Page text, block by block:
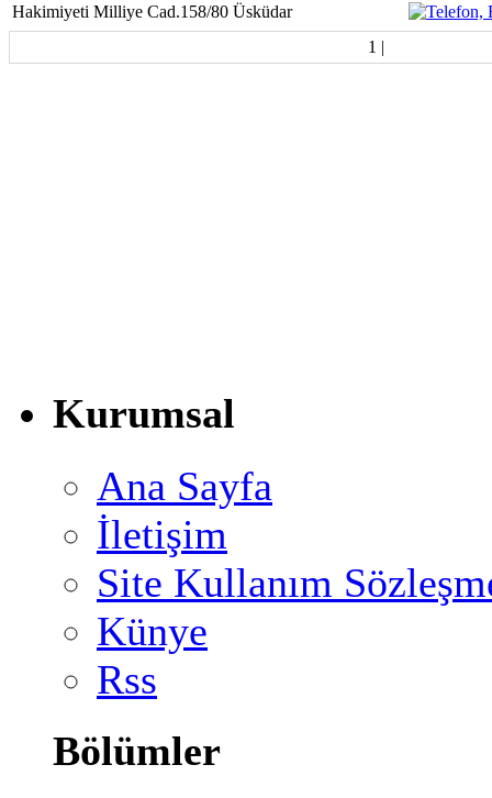
Hakimiyeti Milliye Cad.158/80 Üsküdar
1 |
Kurumsal
Ana Sayfa
İletişim
Site Kullanım
Künye
Rss
Bölümler